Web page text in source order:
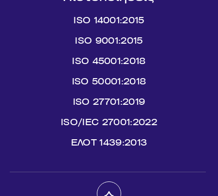
ISO 14001:2015
ISO 9001:2015
ISO 45001:2018
ISO 50001:2018
ISO 27701:2019
ISO/IEC 27001:2022
ΕΛΟΤ 1439:2013